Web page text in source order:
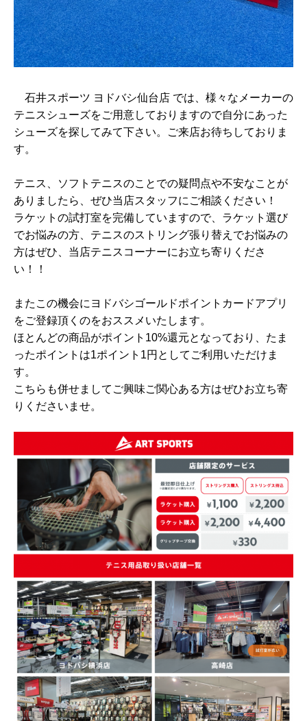
石井スポーツ ヨドバシ仙台店 では、様々なメーカーの
テニスシューズをご用意しておりますので自分にあった
シューズを探してみて下さい。ご来店お待ちしておりま
す。
テニス、ソフトテニスのことでの疑問点や不安なことが
ありましたら、ぜひ当店スタッフにご相談ください！
ラケットの試打室を完備していますので、ラケット選び
でお悩みの方、テニスのストリング張り替えでお悩みの
方はぜひ、当店テニスコーナーにお立ち寄りくださ
い！！
またこの機会にヨドバシゴールドポイントカードアプリ
をご登録頂くのをおススメいたします。
ほとんどの商品がポイント10%還元となっており、たま
ったポイントは1ポイント1円としてご利用いただけま
す。
こちらも併せましてご興味ご関心ある方はぜひお立ち寄
りくださいませ。